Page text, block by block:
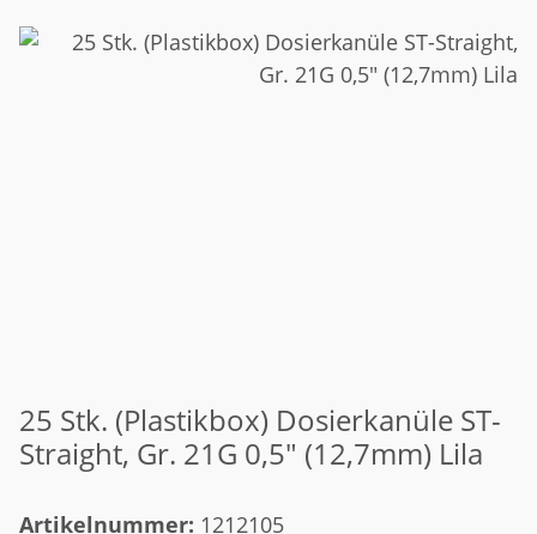
25 Stk. (Plastikbox) Dosierkanüle ST-
Straight, Gr. 21G 0,5" (12,7mm) Lila
Artikelnummer: 1212105